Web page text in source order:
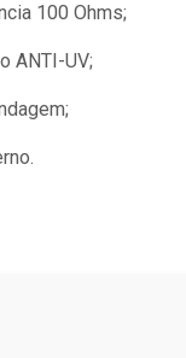
100 Ohms;
ANTI-UV;